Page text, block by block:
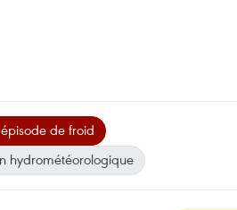
de froid
hydrométéorologique